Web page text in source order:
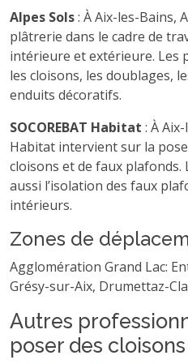
Alpes Sols: À Aix-les-Bains,
plâtrerie dans le cadre de
intérieure et extérieure. Les
les cloisons, les doublages,
enduits décoratifs.
SOCOREBAT Habitat : À
Habitat intervient sur la
cloisons et de faux
aussi l’isolation des faux
intérieurs.
Zones de
Agglomération Grand Lac:
Grésy-sur-Aix, Drumettaz-
Autres
poser des